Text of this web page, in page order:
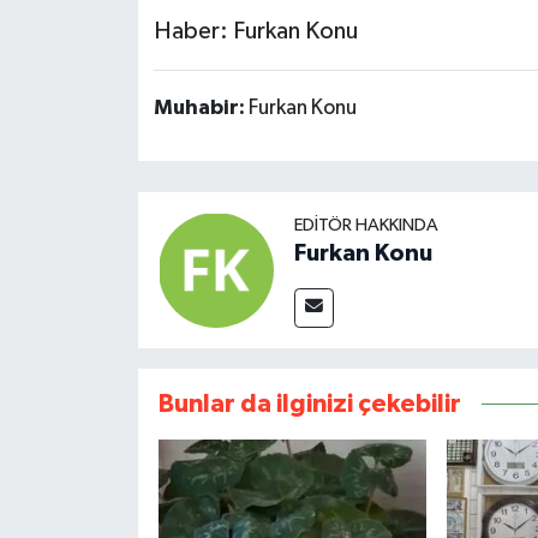
Haber: Furkan Konu
Muhabir: Furkan Konu
EDITÖR HAKKINDA
Furkan Konu
Bunlar da ilginizi çekebilir